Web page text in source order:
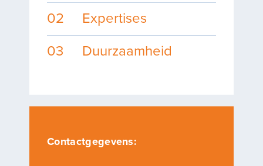
02
Expertises
03
Duurzaamheid
Contactgegevens: